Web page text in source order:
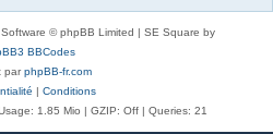
© phpBB Limited | SE Square by
BBCodes
parphpBB-fr.com
| Conditions
1.85 Mio | GZIP: Off | Queries: 21